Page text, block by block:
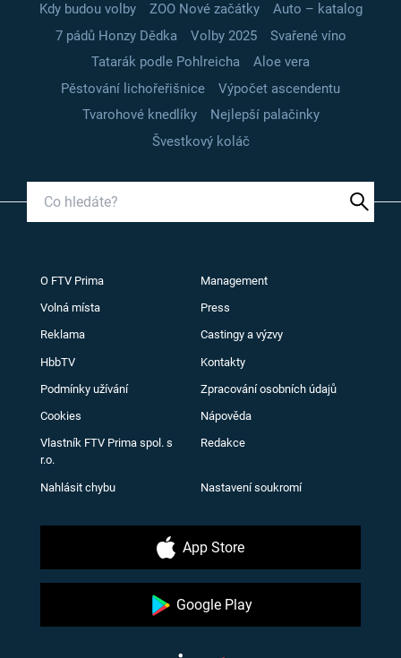
Kdy budou volby
ZOO Nové začátky
Auto – katalog
7 pádů Honzy Dědka
Volby 2025
Svařené víno
Tatarák podle Pohlreicha
Aloe vera
Pěstování lichořeřišnice
Výpočet ascendentu
Tvarohové knedlíky
Nejlepší palačinky
Švestkový koláč
O FTV Prima Management
Volná místa Press
Reklama Castingy a výzvy
HbbTV Kontakty
Podmínky užívání Zpracování osobních údajů
Cookies Nápověda
Vlastník FTV Prima spol. s
r.o.
Redakce
Nahlásit chybu Nastavení soukromí
App Store
Google Play